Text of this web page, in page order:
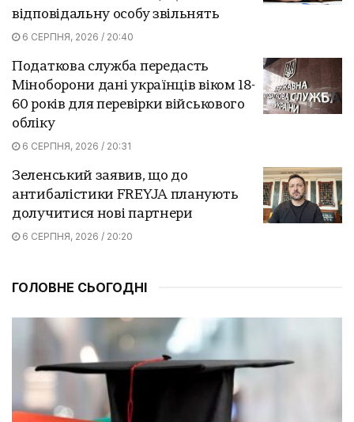
відповідальну особу звільнять
6 СЕРПНЯ, 2026 / 20:40
Податкова служба передасть
Міноборони дані українців віком 18-
60 років для перевірки військового
обліку
6 СЕРПНЯ, 2026 / 20:31
Зеленський заявив, що до
антибалістики FREYJA планують
долучитися нові партнери
6 СЕРПНЯ, 2026 / 20:20
ГОЛОВНЕ СЬОГОДНІ